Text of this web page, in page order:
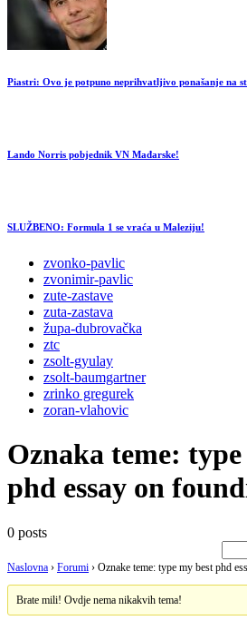
Piastri: Ovo je potpuno neprihvatljivo ponašanje na
Lando Norris pobjednik VN Mađarske!
SLUŽBENO: Formula 1 se vraća u Maleziju!
zvonko-pavlic
zvonimir-pavlic
zute-zastave
zuta-zastava
župa-dubrovačka
ztc
zsolt-gyulay
zsolt-baumgartner
zrinko gregurek
zoran-vlahovic
Oznaka teme:
phd essay on
0 posts
Naslovna › Forumi › Oznake teme: type my best phd
Brate mili! Ovdje nema nikakvih tema!